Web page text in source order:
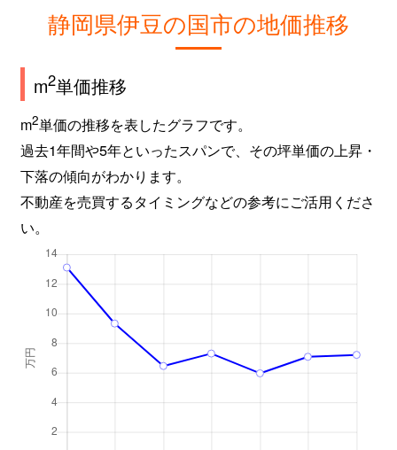
静岡県伊豆の国市の地価推移
m2単価推移
m2単価の推移を表したグラフです。
過去1年間や5年といったスパンで、その坪単価の上昇・
下落の傾向がわかります。
不動産を売買するタイミングなどの参考にご活用くださ
い。